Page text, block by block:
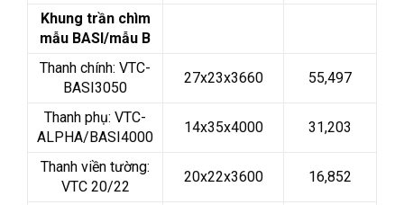
Khung trần chìm
mẫu BASI/mẫu B
Thanh chính: VTC-
BASI3050
27x23x3660 55,497
Thanh phụ: VTC-
ALPHA/BASI4000
14x35x4000 31,203
Thanh viền tường:
VTC 20/22
20x22x3600 16,852